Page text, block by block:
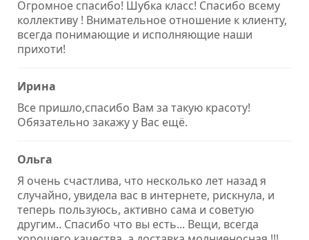
Огромное спасибо! Шубка класс! Спасибо всему
коллективу ! Внимательное отношение к клиенту,
всегда понимающие и исполняющие наши
прихоти!
Ирина
Все пришло,спасибо Вам за такую красоту!
Обязательно закажу у Вас ещё.
Ольга
Я очень счастлива, что несколько лет назад я
случайно, увидела вас в интернете, рискнула, и
теперь пользуюсь, активно сама и советую
другим.. Спасибо что вы есть... Вещи, всегда